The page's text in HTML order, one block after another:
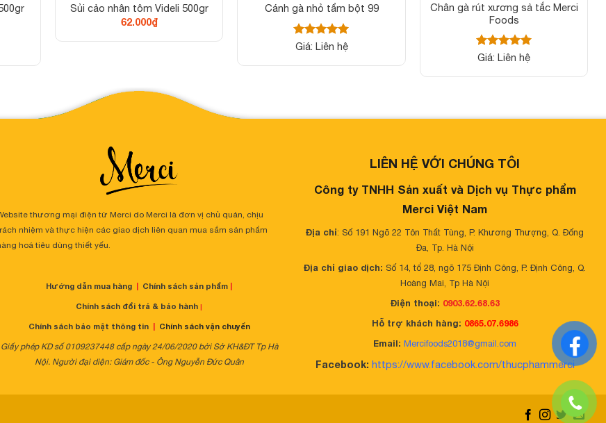
Sủi cảo nhân tôm Videli 500gr
62.000₫
Cánh gà nhỏ tẩm bột 99
Được xếp
sao
Giá: Liên hệ
Chân gà rút xương sả tắc Merci
Foods
Được xếp
sao
Giá: Liên hệ
thương mại điện tử Merci do Merci là đơn vị chủ quản, chịu
nhiệm và thực hiện các giao dịch liên quan mua sắm sản phẩm
hoá tiêu dùng thiết yếu.
Hướng dẫn mua hàng | Chính sách sản phẩm |
Chính sách đổi trả & bảo hành |
Chính sách bảo mật thông tin| Chính sách vận chuyển
Giấy phép KD số 0109237448 cấp ngày 24/06/2020 bởi Sở KH&ĐT Tp Hà
Nội. Người đại diện: Giám đốc - Ông Nguyễn Đức Quân
LIÊN HỆ VỚI CHÚNG TÔI
Công ty TNHH Sản xuất và Dịch vụ Thực phẩm
Merci Việt Nam
Địa chỉ: Số 191 Ngõ 22 Tôn Thất Tùng, P. Khương Thượng, Q. Đống
Đa, Tp. Hà Nội
Địa chỉ giao dịch: Số 14, tổ 28, ngõ 175 Định Công, P. Định Công, Q.
Hoàng Mai, Tp Hà Nội
Điện thoại: 0903.62.68.63
Hỗ trợ khách hàng: 0865.07.6986
Email: Mercifoods2018@gmail.com
Facebook: https://www.facebook.com/thucphammerci